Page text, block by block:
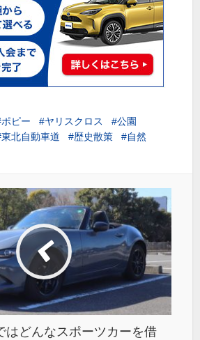
ポピー ヤリスクロス
公園
東北自動車道 歴史散策
自然
はどんなスポーツカーを借